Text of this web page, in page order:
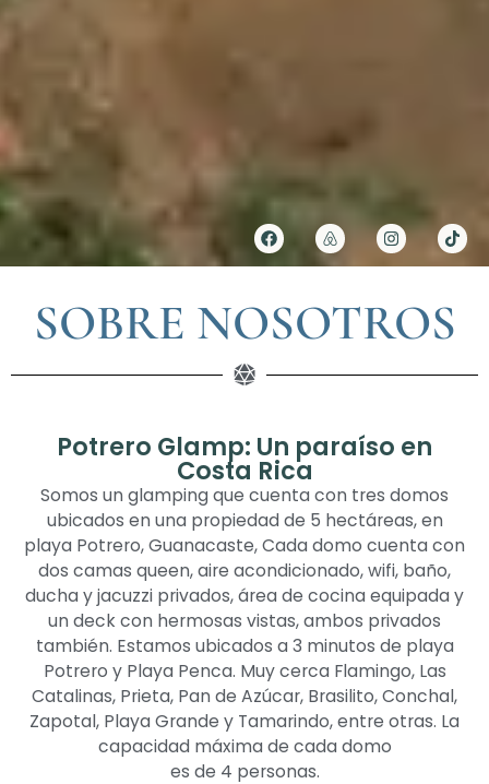
SOBRE NOSOTROS
Potrero Glamp: Un paraíso en
Costa Rica
Somos un glamping que cuenta con tres domos
ubicados en una propiedad de 5 hectáreas, en
playa Potrero, Guanacaste, Cada domo cuenta con
dos camas queen, aire acondicionado, wifi, baño,
ducha y jacuzzi privados, área de cocina equipada y
un deck con hermosas vistas, ambos privados
también. Estamos ubicados a 3 minutos de playa
Potrero y Playa Penca. Muy cerca Flamingo, Las
Catalinas, Prieta, Pan de Azúcar, Brasilito, Conchal,
Zapotal, Playa Grande y Tamarindo, entre otras. La
capacidad máxima de cada domo
es de 4 personas.